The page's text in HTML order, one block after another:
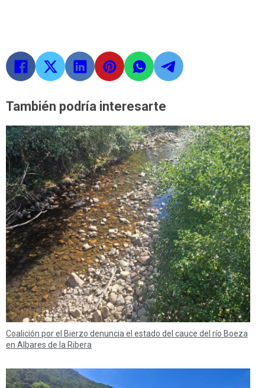
También podría interesarte
Coalición por el Bierzo denuncia el estado del cauce del río Boeza
en Albares de la Ribera